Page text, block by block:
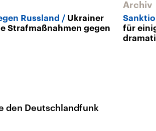
Russland
Ukrainer
Strafmaßnahmen gegen
Archiv
für
den Deutschlandfunk